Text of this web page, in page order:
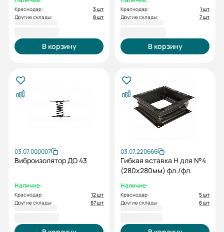
Краснодар:
3 шт
Другие склады:
8 шт
В корзину
Краснодар:
1 шт
Другие склады:
7 шт
В корзину
03.07.000007
Виброизолятор ДО 43
Наличие:
Краснодар:
12 шт
Другие склады:
67 шт
03.07.220666
Гибкая вставка Н для №4
(280х280мм) фл./фл.
Наличие:
Краснодар:
5 шт
Другие склады:
6 шт